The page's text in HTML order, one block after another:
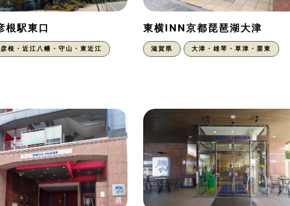
根駅東口
彦根・近江八幡・守山・東近江
東横INN京都琵琶湖大津
滋賀県 大津・雄琴・草津・栗東